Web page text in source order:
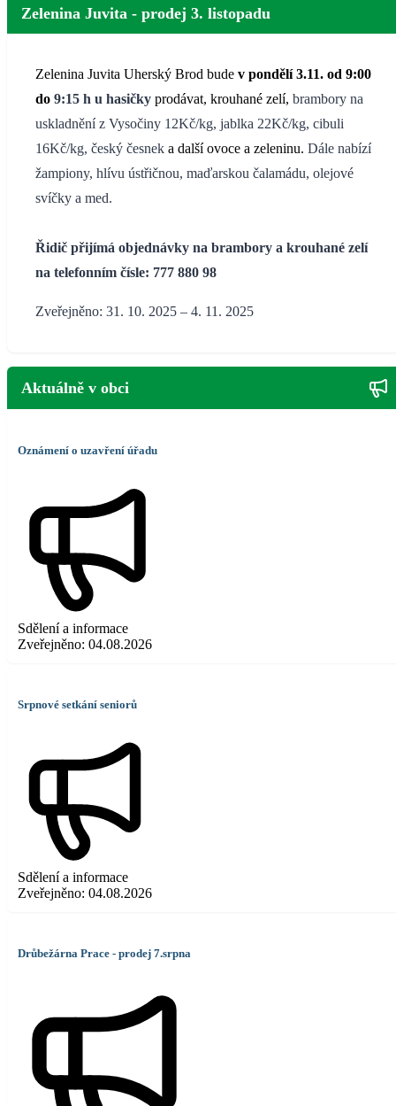
Zelenina Juvita - prodej 3. listopadu
Zelenina Juvita Uherský Brod bude v pondělí 3.11. od 9:00
do 9:15 h u hasičky prodávat, krouhané zelí, brambory na
uskladnění z Vysočiny 12Kč/kg, jablka 22Kč/kg, cibuli
16Kč/kg, český česnek a další ovoce a zeleninu. Dále nabízí
žampiony, hlívu ústřičnou, maďarskou čalamádu, olejové
svíčky a med.
Řidič přijímá objednávky na brambory a krouhané zelí
na telefonním čísle: 777 880 98
Zveřejněno: 31. 10. 2025 – 4. 11. 2025
Aktuálně v obci
Oznámení o uzavření úřadu
Sdělení a informace
Zveřejněno: 04.08.2026
Srpnové setkání seniorů
Sdělení a informace
Zveřejněno: 04.08.2026
Drůbežárna Prace - prodej 7.srpna